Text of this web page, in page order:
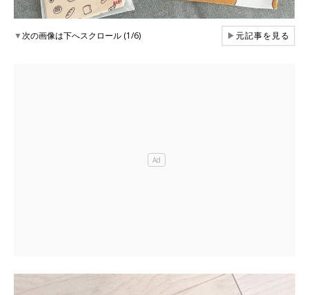
▼次の画像は下へスクロール (1/6) ▶元記事を見る